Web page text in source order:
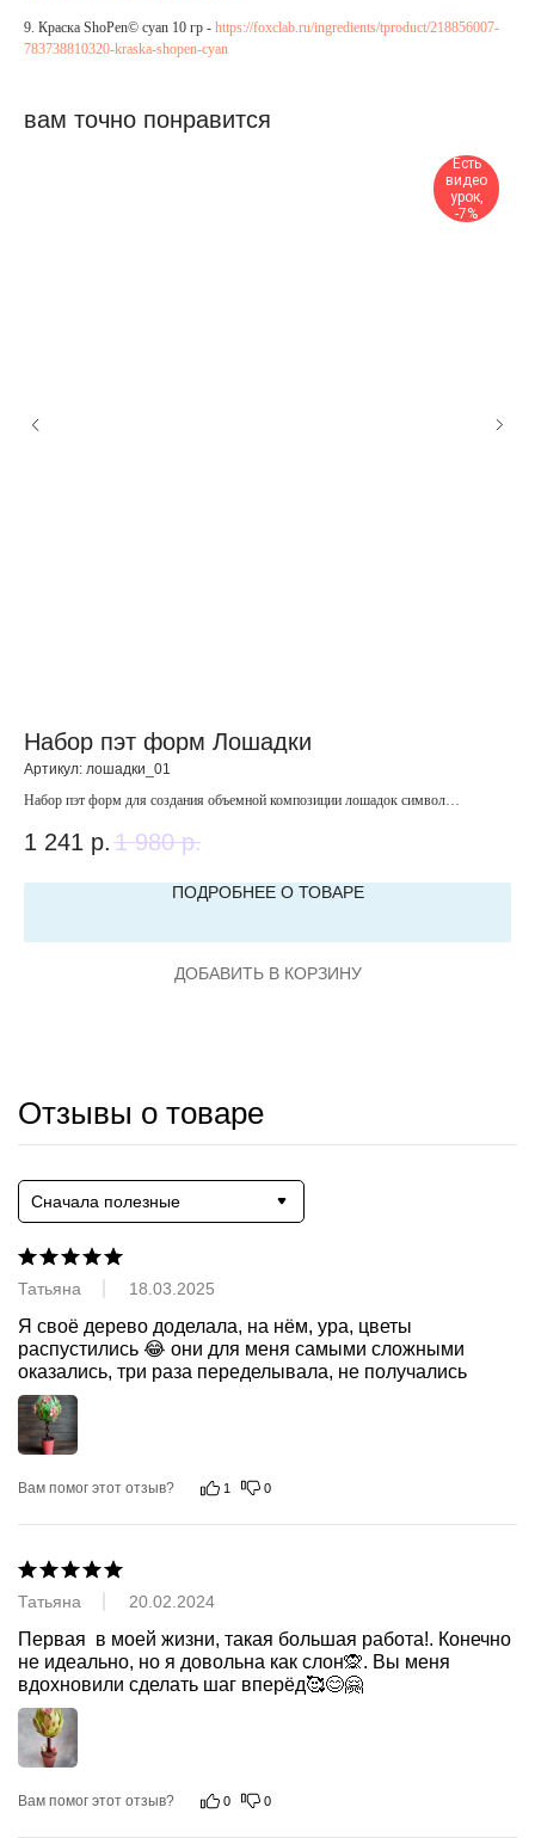
9. Краска ShoPen© cyan 10 гр - https://foxclab.ru/ingredients/tproduct/218856007-
783738810320-kraska-shopen-cyan
вам точно понравится
Есть
видео
урок,
-7%
Набор пэт форм Лошадки
Артикул: лошадки_01
Набор пэт форм для создания объемной композиции лошадок символ
1 241 р. 1 980 р.
ПОДРОБНЕЕ О ТОВАРЕ
ДОБАВИТЬ В КОРЗИНУ
Отзывы о товаре
Сначала полезные
Татьяна 18.03.2025
Я своё дерево доделала, на нём, ура, цветы
распустились 😂 они для меня самыми сложными
оказались, три раза переделывала, не получались
Вам помог этот отзыв? 1 0
Татьяна 20.02.2024
Первая  в моей жизни, такая большая работа!. Конечно
не идеально, но я довольна как слон🙊. Вы меня
вдохновили сделать шаг вперёд🥰😊🤗
Вам помог этот отзыв? 0 0